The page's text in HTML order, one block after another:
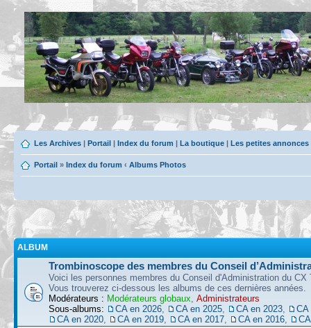
Les Archives | Portail | Index du forum | La boutique | Les petites
Portail » Index du forum ‹ Albums Photos
ALBUM
Trombinoscope des membres du Conseil
Voici les personnes membres du Conseil d'Administration du CX
Vous trouverez ci-dessous les albums de ces dernières années.
Modérateurs : Modérateurs globaux, Administrateurs
Sous-albums:
CA en 2026, CA en 2025, CA en 2023,
CA
CA en 2020, CA en 2019, CA en 2017, CA en 2016,